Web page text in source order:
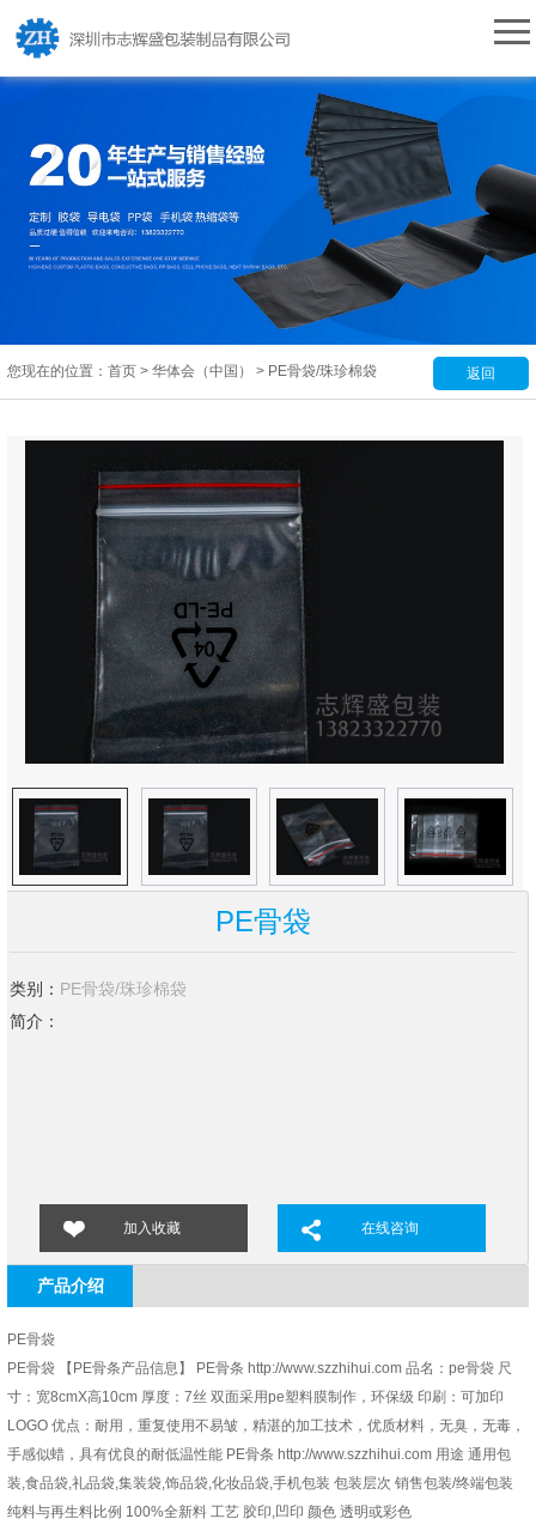
返回
您现在的位置：首页 >华体会（中国） > PE骨袋/珠珍棉袋
PE骨袋
类别： PE骨袋/珠珍棉袋
简介：
加入收藏 在线咨询
产品介绍
PE骨袋
PE骨袋 【PE骨条产品信息】 PE骨条 http://www.szzhihui.com 品名：pe骨袋 尺
寸：宽8cmX高10cm 厚度：7丝 双面采用pe塑料膜制作，环保级 印刷：可加印
LOGO 优点：耐用，重复使用不易皱，精湛的加工技术，优质材料，无臭，无毒，
手感似蜡，具有优良的耐低温性能 PE骨条 http://www.szzhihui.com 用途 通用包
装,食品袋,礼品袋,集装袋,饰品袋,化妆品袋,手机包装 包装层次 销售包装/终端包装
纯料与再生料比例 100%全新料 工艺 胶印,凹印 颜色 透明或彩色